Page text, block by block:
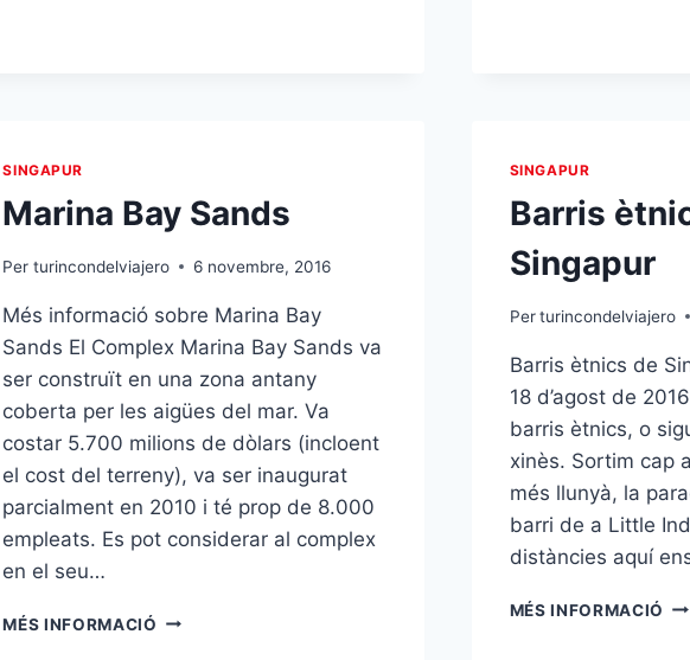
SINGAPUR
Marina Bay Sands
Per turincondelviajero 6 novembre, 2016
Més informació sobre Marina Bay
Sands El Complex Marina Bay Sands va
ser construït en una zona antany
coberta per les aigües del mar. Va
costar 5.700 milions de dòlars (incloent
el cost del terreny), va ser inaugurat
parcialment en 2010 i té prop de 8.000
empleats. Es pot considerar al complex
en el seu…
MÉS INFORMACIÓ MARINA
SINGAPUR
Barris
Singapur
Per turincondelviajero
Barris ètnics de
18 d’agost de
barris ètnics, o
xinès. Sortim cap
més llunyà, la
barri de a Little
distàncies aquí
MÉS INFORMACIÓ